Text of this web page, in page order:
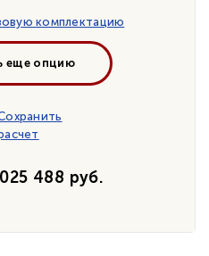
комплектацию
еще опцию
488 руб.